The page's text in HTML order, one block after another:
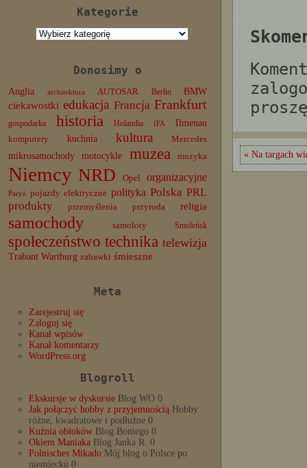
Kategorie
Kategorie
Donosimy o
Anglia architektura AUTOSAR Berlin BMW
ciekawostki edukacja Francja Frankfurt
gospodarka historia Holandia IFA
Ilmenau
komputery
kuchnia kultura Mercedes
mikrosamochody motocykle muzea muzyka
Niemcy NRD Opel organizacyjne
Paryż pojazdy elektryczne polityka Polska PRL
produkty
przemyślenia przyroda religia
samochody samoloty Smoleńsk
społeczeństwo technika telewizja
Trabant Wartburg zabawki śmieszne
Meta
Zarejestruj się
Zaloguj się
Kanał wpisów
Kanał komentarzy
WordPress.org
Blogroll
Ekskursje w dyskursie Blog WO 0
Jak połączyć hobby z przyjemnością Hobby
różne, kwadratowe i podłużne 0
Kuźnia obłoków Blog Boniego 0
Okiem Maniaka Blog Janka R. 0
Polnisches Mikado Mój blog o Polsce po
niemiecku 0
« Na targach